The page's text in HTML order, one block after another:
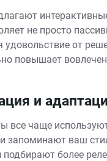
не просто
удовольствие от
повышает
и
все чаще
запоминают ваш
более